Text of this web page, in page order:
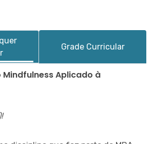
Grade Curricular
Mindfulness Aplicado à